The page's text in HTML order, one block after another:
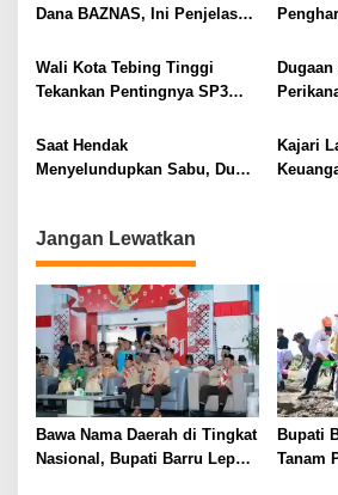
o
Dana BAZNAS, Ini Penjelasan
Sumsel
Wali Kota Tebing Tinggi
Tekankan Pentingnya SP3
Terus
Saat Hendak
Menyelundupkan Sabu, Dua
Kajari
Jangan Lewatkan
Bawa Nama Daerah di Tingkat
Nasional, Bupati Barru Lepas
Bupati
Tanam